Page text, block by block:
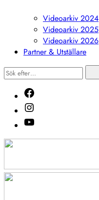
undermenyVideoarkiv 2024
Videoarkiv 2025
Videoarkiv 2026
Partner & Utställare
Sök
efter…